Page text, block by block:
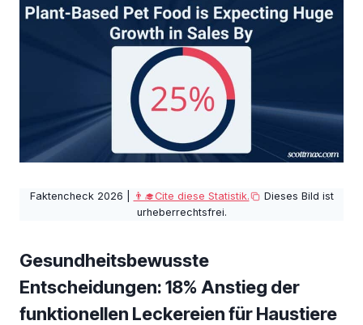
Faktencheck 2026 | 👨‍🎓Cite diese Statistik.
Dieses Bild ist
urheberrechtsfrei.
Gesundheitsbewusste
Entscheidungen: 18% Anstieg der
funktionellen Leckereien für Haustiere